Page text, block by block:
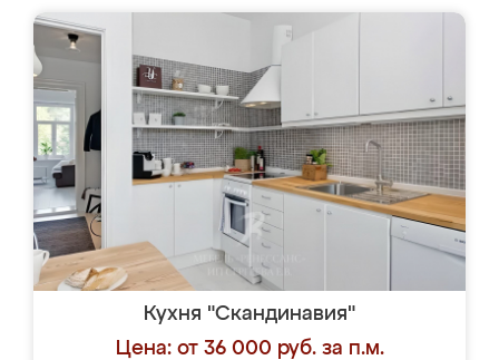
Кухня "Скандинавия"
Цена: от 36 000 руб. за п.м.